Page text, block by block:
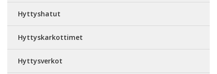
Hyttyshatut
Hyttyskarkottimet
Hyttysverkot